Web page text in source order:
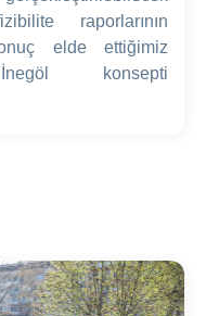
raporlarının
elde ettiğimiz
konsepti